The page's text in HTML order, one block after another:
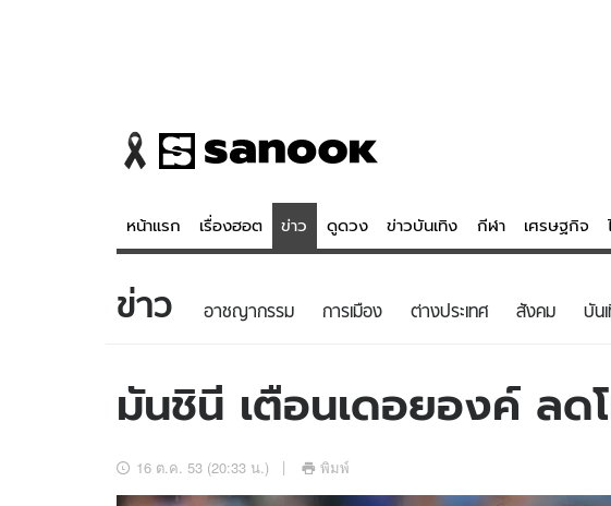
หน้าแรก เรื่องฮอต ข่าว ดูดวง ข่าวบันเทิง กีฬา เศรษฐกิจ
ข่าว
ข่าวบันเทิง
ดูดวง - ตรวจหวย
สถิติหวยไทย
ข่าว อาชญากรรม การเมือง ต่างประเทศ สังคม บัน
มันชินี เตือนเดอยองค์ ลด
16 ต.ค. 53 (20:33 น.) พิมพ์